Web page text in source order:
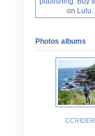
Photos albums
CCRIDER